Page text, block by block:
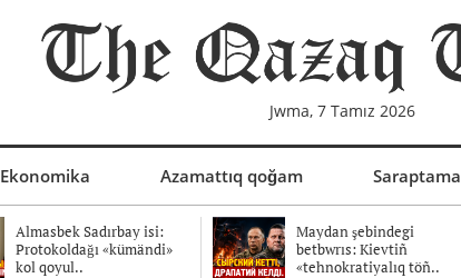
Jwma, 7 Tamız 2026
Ekonomika Azamattıq qoğam Saraptama
Almasbek Sadırbay isi:
Protokoldağı «kümändi»
kol qoyul..
Maydan şebindegi
betbwrıs: Kievtiñ
«tehnokratiyalıq töñ..